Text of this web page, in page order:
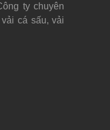
ty chuyên
cá sấu, vải